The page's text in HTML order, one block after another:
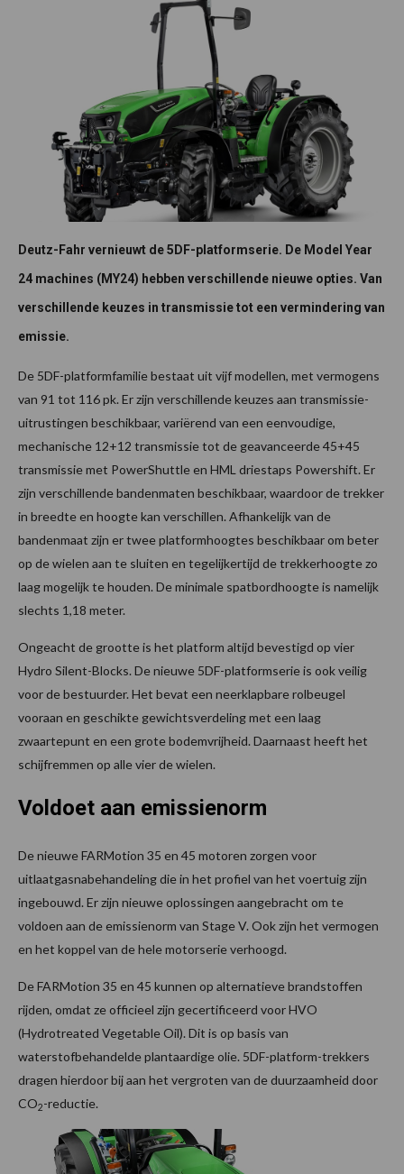
Deutz-Fahr vernieuwt de 5DF-platformserie. De Model Year
24 machines (MY24) hebben verschillende nieuwe opties. Van
verschillende keuzes in transmissie tot een vermindering van
emissie.
De 5DF-platformfamilie bestaat uit vijf modellen, met vermogens
van 91 tot 116 pk. Er zijn verschillende keuzes aan transmissie-
uitrustingen beschikbaar, variërend van een eenvoudige,
mechanische 12+12 transmissie tot de geavanceerde 45+45
transmissie met PowerShuttle en HML driestaps Powershift. Er
zijn verschillende bandenmaten beschikbaar, waardoor de trekker
in breedte en hoogte kan verschillen. Afhankelijk van de
bandenmaat zijn er twee platformhoogtes beschikbaar om beter
op de wielen aan te sluiten en tegelijkertijd de trekkerhoogte zo
laag mogelijk te houden. De minimale spatbordhoogte is namelijk
slechts 1,18 meter.
Ongeacht de grootte is het platform altijd bevestigd op vier
Hydro Silent-Blocks. De nieuwe 5DF-platformserie is ook veilig
voor de bestuurder. Het bevat een neerklapbare rolbeugel
vooraan en geschikte gewichtsverdeling met een laag
zwaartepunt en een grote bodemvrijheid. Daarnaast heeft het
schijfremmen op alle vier de wielen.
Voldoet aan emissienorm
De nieuwe FARMotion 35 en 45 motoren zorgen voor
uitlaatgasnabehandeling die in het profiel van het voertuig zijn
ingebouwd. Er zijn nieuwe oplossingen aangebracht om te
voldoen aan de emissienorm van Stage V. Ook zijn het vermogen
en het koppel van de hele motorserie verhoogd.
De FARMotion 35 en 45 kunnen op alternatieve brandstoffen
rijden, omdat ze officieel zijn gecertificeerd voor HVO
(Hydrotreated Vegetable Oil). Dit is op basis van
waterstofbehandelde plantaardige olie. 5DF-platform-trekkers
dragen hierdoor bij aan het vergroten van de duurzaamheid door
CO2-reductie.